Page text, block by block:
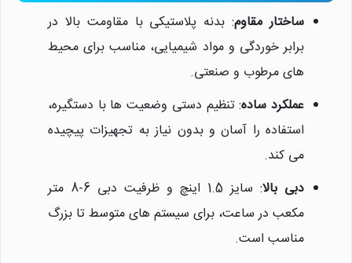
ساختار مقاوم: بدنه پلاستیکی با مقاومت بالا در
برابر خوردگی و مواد شیمیایی، مناسب برای محیط
های مرطوب و صنعتی.
عملکرد ساده: تنظیم دستی وضعیت ها با دستگیره،
استفاده را آسان و بدون نیاز به تجهیزات پیچیده
می کند.
دبی بالا
: سایز 1.5 اینچ و ظرفیت دبی 6-8 متر
مکعب در ساعت، برای سیستم های متوسط تا بزرگ
مناسب است.